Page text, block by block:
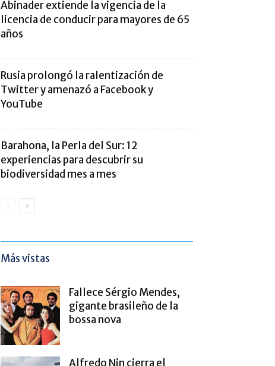
Abinader extiende la vigencia de la
licencia de conducir para mayores de 65
años
Rusia prolongó la ralentización de
Twitter y amenazó a Facebook y
YouTube
Barahona, la Perla del Sur: 12
experiencias para descubrir su
biodiversidad mes a mes
Más vistas
Fallece Sérgio Mendes,
gigante brasileño de la
bossa nova
Alfredo Nin cierra el